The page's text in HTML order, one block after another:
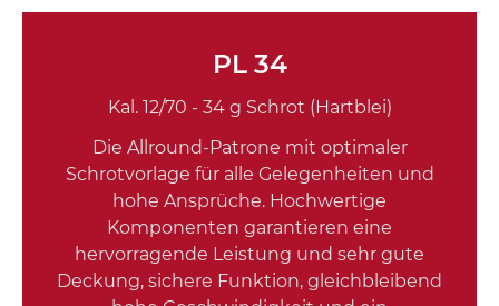
PL 34
Kal. 12/70 - 34 g Schrot (Hartblei)
Die Allround-Patrone mit optimaler
Schrotvorlage für alle Gelegenheiten und
hohe Ansprüche. Hochwertige
Komponenten garantieren eine
hervorragende Leistung und sehr gute
Deckung, sichere Funktion, gleichbleibend